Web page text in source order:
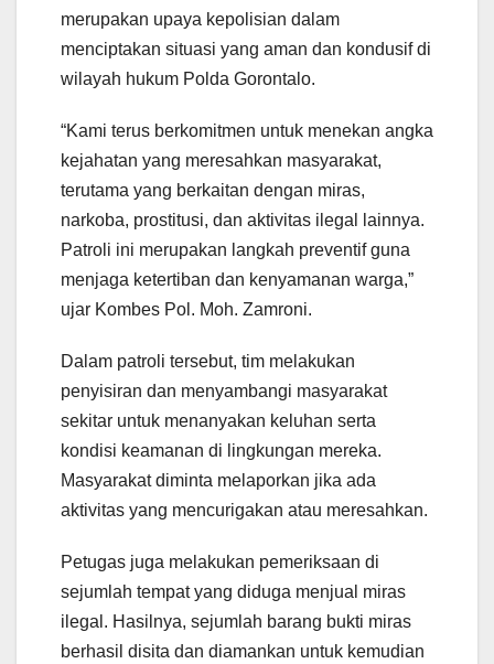
merupakan upaya kepolisian dalam
menciptakan situasi yang aman dan kondusif di
wilayah hukum Polda Gorontalo.
“Kami terus berkomitmen untuk menekan angka
kejahatan yang meresahkan masyarakat,
terutama yang berkaitan dengan miras,
narkoba, prostitusi, dan aktivitas ilegal lainnya.
Patroli ini merupakan langkah preventif guna
menjaga ketertiban dan kenyamanan warga,”
ujar Kombes Pol. Moh. Zamroni.
Dalam patroli tersebut, tim melakukan
penyisiran dan menyambangi masyarakat
sekitar untuk menanyakan keluhan serta
kondisi keamanan di lingkungan mereka.
Masyarakat diminta melaporkan jika ada
aktivitas yang mencurigakan atau meresahkan.
Petugas juga melakukan pemeriksaan di
sejumlah tempat yang diduga menjual miras
ilegal. Hasilnya, sejumlah barang bukti miras
berhasil disita dan diamankan untuk kemudian